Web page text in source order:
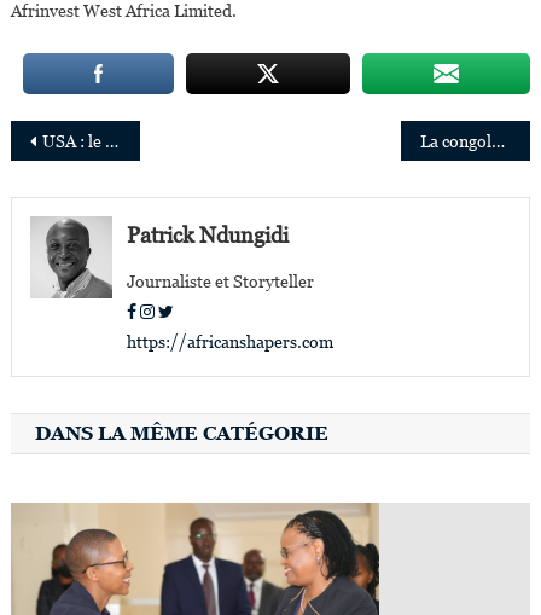
Afrinvest West Africa Limited.
Navigation
de
l’article
USA : le congolais Patrick Mutombo, assistant coach à la NBA La congolaise Joséphine Uwase Ndeze remporte Miss Geek Africa 2019
Patrick Ndungidi
Journaliste et Storyteller
https://africanshapers.com
DANS LA MÊME CATÉGORIE